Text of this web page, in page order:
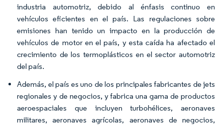
industria automotriz, debido al énfasis continuo en
vehículos eficientes en el país. Las regulaciones sobre
emisiones han tenido un impacto en la producción de
vehículos de motor en el país, y esta caída ha afectado el
crecimiento de los termoplásticos en el sector automotriz
del país.
Además, el país es uno de los principales fabricantes de jets
regionales y de negocios, y fabrica una gama de productos
aeroespaciales que incluyen turbohélices, aeronaves
militares, aeronaves agrícolas, aeronaves de negocios,